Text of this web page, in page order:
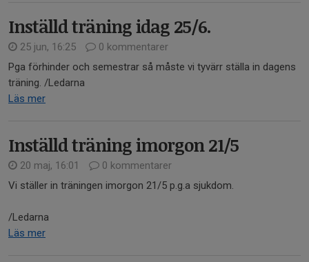
Inställd träning idag 25/6.
25 jun, 16:25
0 kommentarer
Pga förhinder och semestrar så måste vi tyvärr ställa in dagens
träning. /Ledarna
Läs mer
Inställd träning imorgon 21/5
20 maj, 16:01
0 kommentarer
Vi ställer in träningen imorgon 21/5 p.g.a sjukdom.
/Ledarna
Läs mer